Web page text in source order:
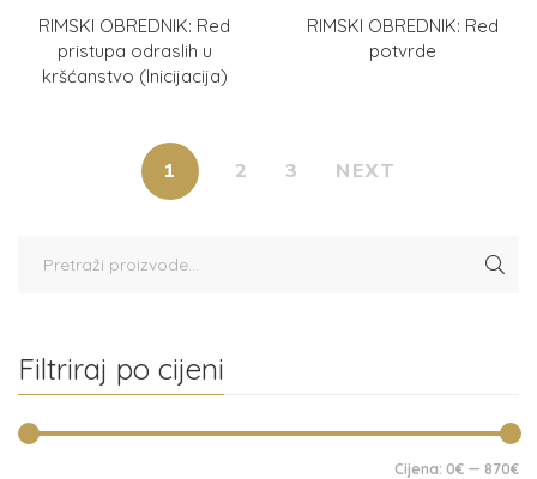
RIMSKI OBREDNIK: Red
pristupa odraslih u
kršćanstvo (Inicijacija)
RIMSKI OBREDNIK: Red
potvrde
1 2 3 NEXT
Filtriraj po cijeni
Cijena: 0€ — 870€